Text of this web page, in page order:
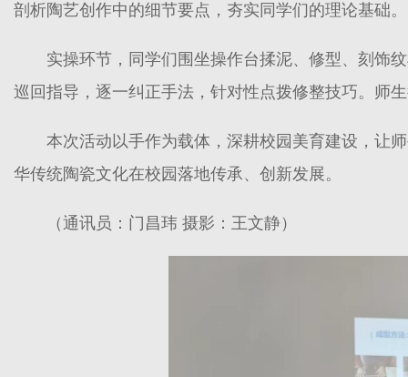
剖析陶艺创作中的细节要点，夯实同学们的理论基础。
实操环节，同学们围坐操作台揉泥、修型、刻饰
巡回指导，逐一纠正手法，针对性点拨修整技巧。师
本次活动以手作为载体，深耕校园美育建设，让
华传统陶瓷文化在校园落地传承、创新发展。
（通讯员：门昌玮 摄影：王文静）